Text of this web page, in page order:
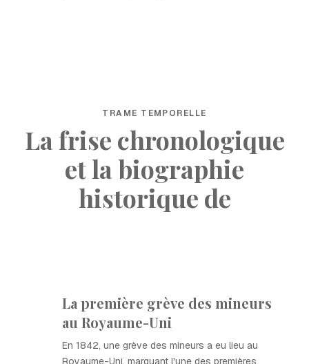
TRAME TEMPORELLE
La frise chronologique
et la biographie
historique de
La première grève des mineurs
au Royaume-Uni
En 1842, une grève des mineurs a eu lieu au
Royaume-Uni, marquant l'une des premières